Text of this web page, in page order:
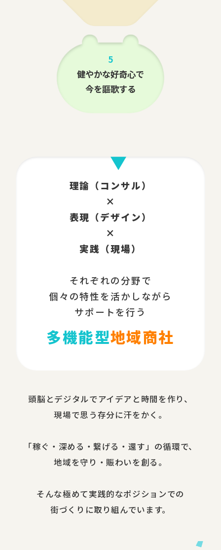
5
健やかな好奇心で
今を謳歌する
理論（コンサル）
×
表現（デザイン）
×
実践（現場）
それぞれの分野で
個々の特性を活かしながら
サポートを行う
多機能型地域商社
頭脳と​デジタルで​アイデアと​時間を​作り、​
現場で​思う​存分に​汗を​かく。
​「稼ぐ・​深める​・繋げる・還す」の​循環で、​
地域を​守り・​賑わいを​創る。
​そんな​極めて​実践的な​ポジションでの​
街づくりに​取り組んでいます。​